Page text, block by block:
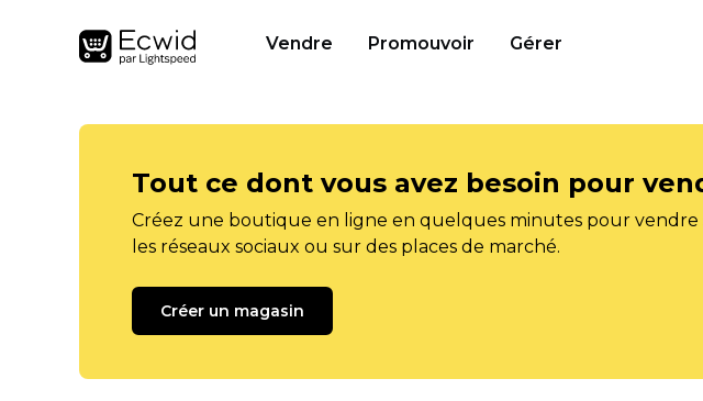
Vendre Promouvoir Gérer
Tout ce dont vous avez besoin pour
Créez une boutique en ligne en quelques minutes pour vendre
les réseaux sociaux ou sur des places de marché.
Créer un magasin